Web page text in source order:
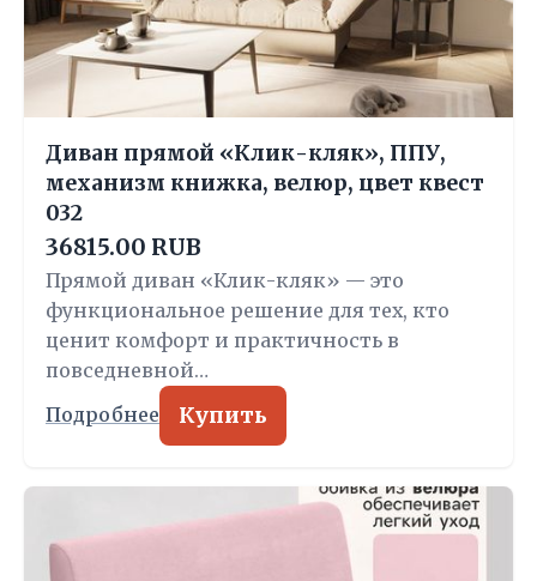
Диван прямой «Клик-кляк», ППУ,
механизм книжка, велюр, цвет квест
032
36815.00 RUB
Прямой диван «Клик-кляк» — это
функциональное решение для тех, кто
ценит комфорт и практичность в
повседневной…
Подробнее Купить